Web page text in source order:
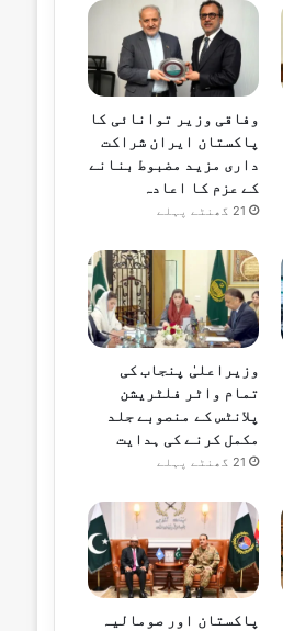
وفاقی وزیر توانائی کا
پاکستان ایران شراکت
داری مزید مضبوط بنانے
کے عزم کا اعادہ
21 گھنٹے پہلے
وزیراعلیٰ پنجاب کی
تمام واٹر فلٹریشن
پلانٹس کے منصوبے جلد
مکمل کرنے کی ہدایت
21 گھنٹے پہلے
پاکستان اور صومالیہ